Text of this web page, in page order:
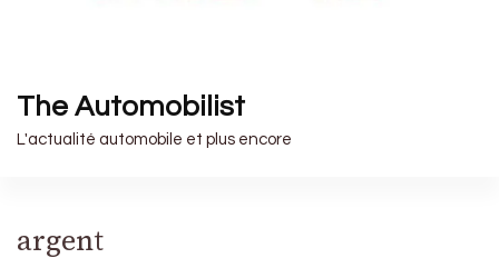
The Automobilist
L'actualité automobile et plus encore
argent